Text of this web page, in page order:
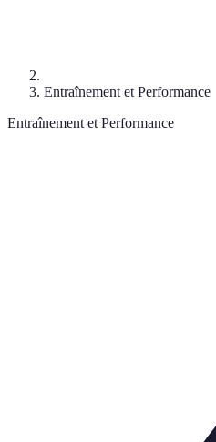
Entraînement et Performance
Entraînement et Performance